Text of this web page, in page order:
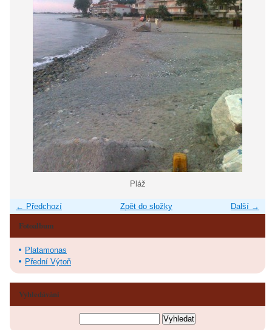
Pláž
← Předchozí Další →
Zpět do složky
Fotoalbum
Platamonas
Přední Výtoň
Vyhledávání